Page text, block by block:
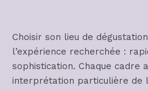
Choisir son lieu de
l’expérience recherchée :
sophistication. Chaque cadre
interprétation particulière de